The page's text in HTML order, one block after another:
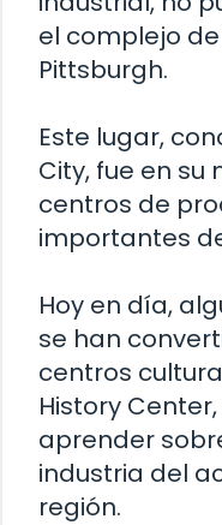
el complejo
Pittsburgh.
Este lugar,
City, fue en su
centros de
importantes
Hoy en día,
se han
centros
History
aprender
industria del
región.